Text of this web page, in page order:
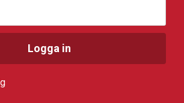
Logga in